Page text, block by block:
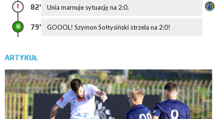
82' Unia marnuje sytuację na 2:0.
79' GOOOL! Szymon Sołtysiński strzela na 2:0!
ARTYKUŁ